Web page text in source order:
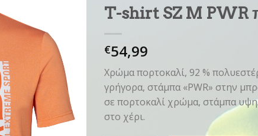
T-shirt SZ M PWR
€54,99
Χρώμα πορτοκαλί, 92 %
γρήγορα, στάμπα «PWR» στην
σε πορτοκαλί χρώμα, στάμπα
στο χέρι.